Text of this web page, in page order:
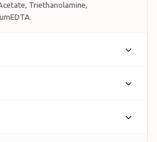
Triethanolamine,